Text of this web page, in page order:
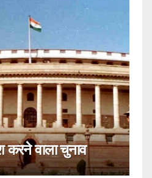
कहीं यह सीजेआई के खिलाफ
नहीं!